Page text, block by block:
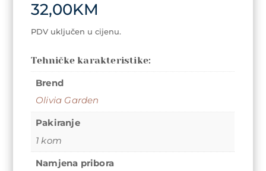
32,00KM
PDV uključen u cijenu.
Tehničke karakteristike:
Brend
Olivia Garden
Pakiranje
1 kom
Namjena pribora